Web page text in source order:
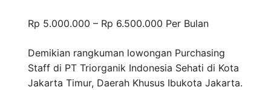
Rp 5.000.000 – Rp 6.500.000 Per Bulan
Demikian rangkuman lowongan Purchasing
Staff di PT Triorganik Indonesia Sehati di Kota
Jakarta Timur, Daerah Khusus Ibukota Jakarta.